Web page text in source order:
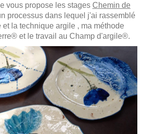
vous propose les stages Chemin de
processus dans lequel j'ai rassemblé
et la technique argile , ma méthode
et le travail au Champ d'argile®.